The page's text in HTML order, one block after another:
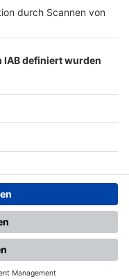
Impressum